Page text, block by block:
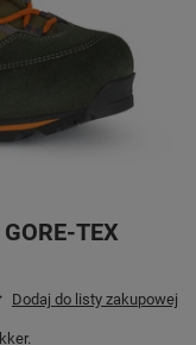
TEX
Dodaj do listy zakupowej